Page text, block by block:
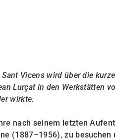
Vicens wird über die
Lurçat in den Werkstätten
wirkte.
nach seinem letzten
(1887–1956), zu besuchen